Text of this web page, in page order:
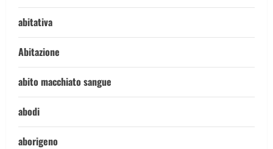
abitativa
Abitazione
abito macchiato sangue
abodi
aborigeno